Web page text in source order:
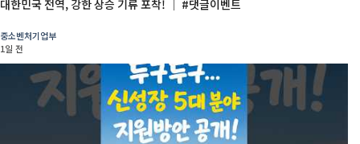
대한민국 전역, 강한 상승 기류 포착! │ #댓글이벤트
중소벤처기업부
1일 전